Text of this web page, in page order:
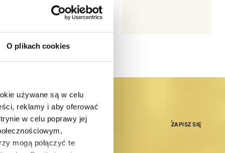
O plikach cookies
używane są w celu
reklamy i aby oferować
w celu poprawy jej
mogą połączyć te
ZAPISZ SIĘ